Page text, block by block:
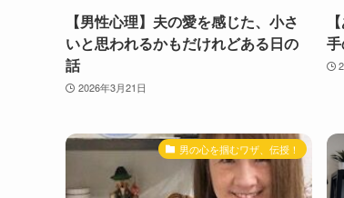
【男性心理】夫の愛を感じた、小さ
いと思われるかもだけれどある日の
話
2026年3月21日
男の心を掴むワザ、伝授！